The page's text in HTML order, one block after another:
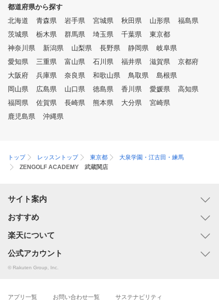
りますので、そのときの気分に
ただけます。
都道府県から探す
北海道
青森県 岩手県 宮城県 秋田県 山形県
福島県
茨城県
栃木県 群馬県 埼玉県 千葉県
東京都
神奈川県
新潟県 山梨県 長野県 静岡県
岐阜県
愛知県
三重県 富山県 石川県 福井県 滋賀県
京都府
大阪府
兵庫県 奈良県 和歌山県 鳥取県
島根県
岡山県
広島県 山口県 徳島県 香川県 愛媛県
高知県
福岡県
佐賀県 長崎県 熊本県 大分県
宮崎県
鹿児島県
沖縄県
トップ レッスントップ 東京都
大泉学園・江古田・練馬
ZENGOLF ACADEMY 武蔵関店
サイト案内
おすすめ
楽天について
公式アカウント
© Rakuten Group, Inc.
アプリ一覧 お問い合わせ一覧 サステナビリティ